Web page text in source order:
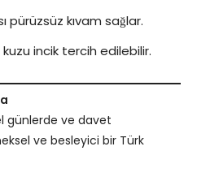
pürüzsüz kıvam sağlar.
incik tercih edilebilir.
günlerde ve davet
ve besleyici bir Türk